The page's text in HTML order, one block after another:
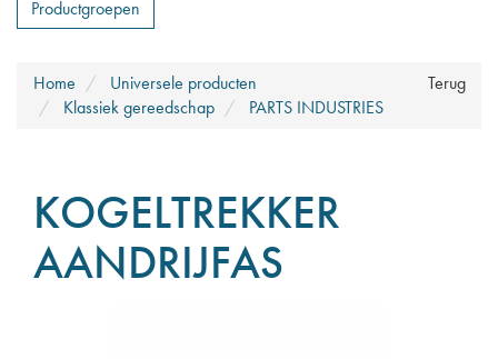
Productgroepen
Terug
Home
Universele producten
Klassiek gereedschap
PARTS INDUSTRIES
KOGELTREKKER
AANDRIJFAS